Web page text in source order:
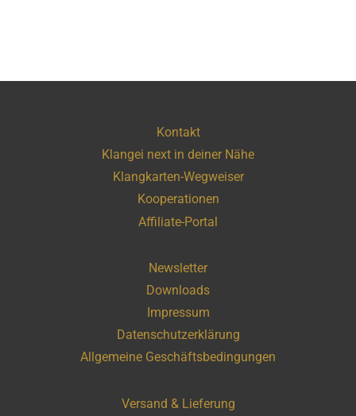
Kontakt
Klangei next in deiner Nähe
Klangkarten-Wegweiser
Kooperationen
Affiliate-Portal
Newsletter
Downloads
Impressum
Datenschutzerklärung
Allgemeine Geschäftsbedingungen
Versand & Lieferung